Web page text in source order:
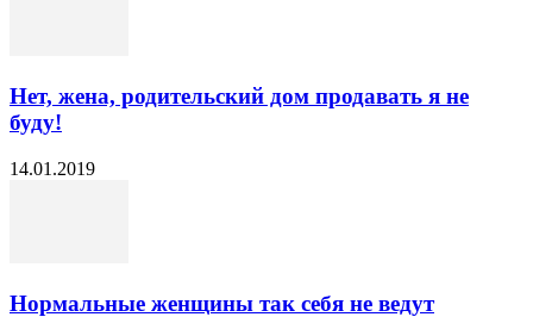
Нет, жена, родительский дом продавать я не
буду!
14.01.2019
Нормальные женщины так себя не ведут